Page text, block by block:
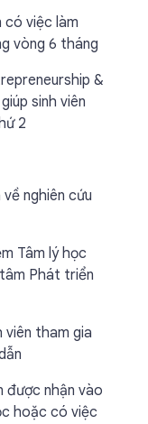
có việc làm
vòng 6 tháng
&
sinh viên
2
nghiên cứu
Tâm lý học
Phát triển
viên tham gia
được nhận vào
hoặc có việc